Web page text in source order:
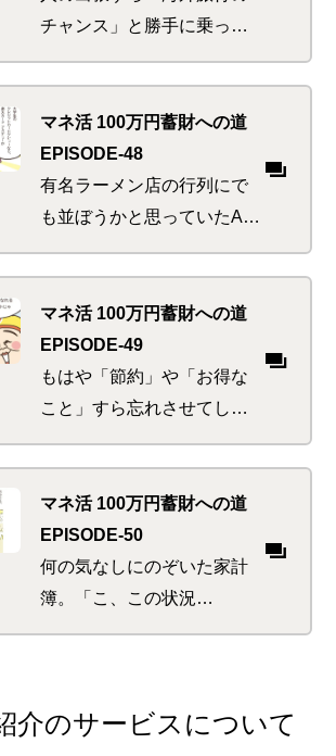
これも買い替え…
チャンス」と勝手に乗っか
り根性を丸出しにしてしま
うA子。海外にいろんな意味
で縁深いI子は、逆にコスト
に鋭敏すぎる。そんな彼ら
を一度に魅了するおトクの
正体とは…
マネ活 100万円蓄財への道
EPISODE-48
有名ラーメン店の行列にで
も並ぼうかと思っていたA
子。友人からの急なSOSに
フットワーク軽く対応（暇
だから）したところ、そこ
には新生活のすべり出しに
しくじった人々の列が…
マネ活 100万円蓄財への道
EPISODE-49
もはや「節約」や「お得な
こと」すら忘れさせてしま
う、恐ろしく暑すぎる日本
の夏。サスティナブルやエ
コロジーに気を遣うSDGsな
イケ女を目指していたが、
そんなことより今はアイ
ス…
マネ活 100万円蓄財への道
EPISODE-50
何の気なしにのぞいた家計
簿。「こ、この状況
は！！」これまで経験した
だ日々が走馬灯のように。
介のサービスについて